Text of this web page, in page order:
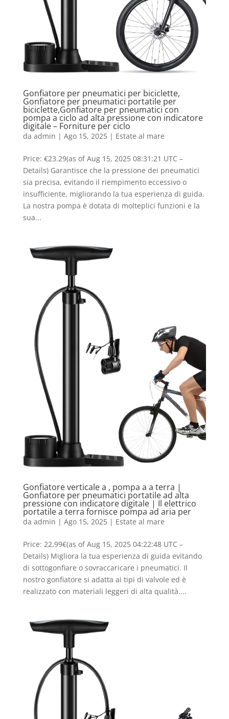
Gonfiatore per pneumatici per biciclette,
Gonfiatore per pneumatici portatile per
biciclette,Gonfiatore per pneumatici con
pompa a ciclo ad alta pressione con indicatore
digitale – Forniture per ciclo
da admin | Ago 15, 2025| Estate al mare
Price: €23.29(as of Aug 15, 2025 08:31:21 UTC –
Details) Garantisce che la pressione dei pneumatici
sia precisa, evitando il riempimento eccessivo o
insufficiente, migliorando la tua esperienza di guida.
La nostra pompa è dotata di molteplici funzioni e la
sua...
Gonfiatore verticale a , pompa a a terra |
Gonfiatore per pneumatici portatile ad alta
pressione con indicatore digitale | Il elettrico
portatile a terra fornisce pompa ad aria per
da admin | Ago 15, 2025| Estate al mare
Price: 22,99€(as of Aug 15, 2025 04:22:48 UTC –
Details) Migliora la tua esperienza di guida evitando
di sottogonfiare o sovraccaricare i pneumatici. Il
nostro gonfiatore si adatta ai tipi di valvole ed è
realizzato con materiali leggeri di alta qualità....